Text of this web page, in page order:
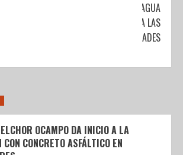
LLEVAR AGUA
LIMPIA A LAS
COMUNIDADES
OCAMPO DA INICIO A LA
CONCRETO ASFÁLTICO EN